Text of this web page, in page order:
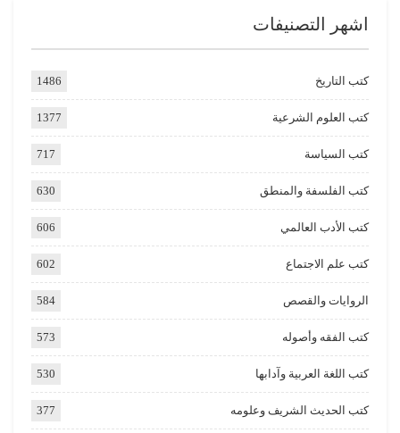
اشهر التصنيفات
كتب التاريخ 1486
كتب العلوم الشرعية 1377
كتب السياسة 717
كتب الفلسفة والمنطق 630
كتب الأدب العالمي 606
كتب علم الاجتماع 602
الروايات والقصص 584
كتب الفقه وأصوله 573
كتب اللغة العربية وآدابها 530
كتب الحديث الشريف وعلومه 377